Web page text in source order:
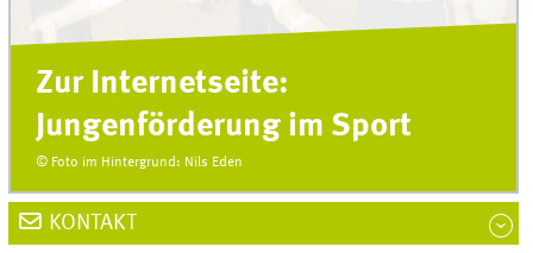
Zur Internetseite:
Jungenförderung im Sport
© Foto im Hintergrund: Nils Eden
KONTAKT